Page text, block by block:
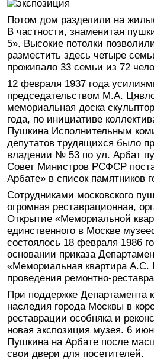
Потом дом разделили на
В частности, знаменитая
5». Высокие потолки
разместить здесь четыре
проживало 33 семьи из 72
12 февраля 1937 года
председательством М.А.
мемориальная доска
года, по инициативе
Пушкина Исполнительным
депутатов трудящихся было
владении № 53 по ул. Арбат
Совет Министров РСФСР
Арбате» в список памятников
Сотрудниками московского
огромная реставрационная,
Открытие «Мемориальной
единственного в Москве
состоялось 18 февраля 1986
основании приказа
«Мемориальная квартира А.С.
проведения ремонтно-
При поддержке Департамента
наследия города Москвы в
реставрации особняка и
новая экспозиция музея. 6
Пушкина на Арбате после
свои двери для посетителей.